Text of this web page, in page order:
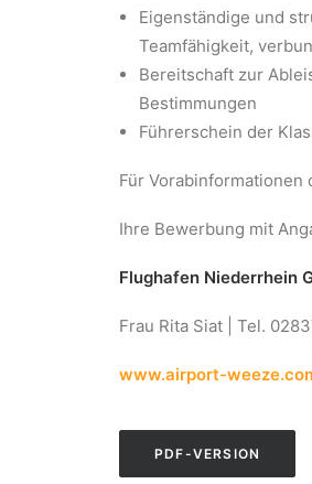
Eigenständige und
Teamfähigkeit,
Bereitschaft zur
Bestimmungen
Führerschein der
Für
Ihre Bewerbung mit
Flughafen Niederrhein
Frau Rita Siat | Tel.
www.airport-
PDF-VERSION